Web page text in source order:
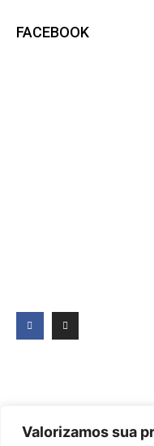
Valorizamos sua
FACEBOOK